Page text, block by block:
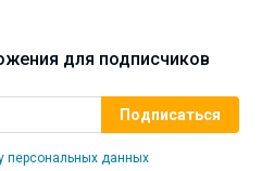
для подписчиков
персональных данных